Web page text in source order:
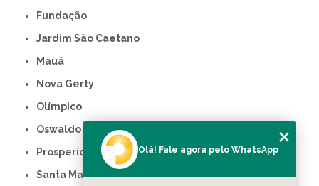
Fundação
Jardim São Caetano
Mauá
Nova Gerty
Olímpico
Oswaldo Cruz
Prosperidade
Santa Maria
Olá! Fale agora pelo WhatsApp